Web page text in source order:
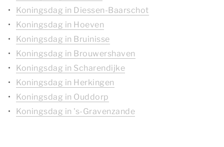
Koningsdag in Diessen-Baarschot
Koningsdag in Hoeven
Koningsdag in Bruinisse
Koningsdag in Brouwershaven
Koningsdag in Scharendijke
Koningsdag in Herkingen
Koningsdag in Ouddorp
Koningsdag in 's-Gravenzande